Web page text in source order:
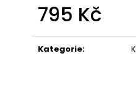
795 Kč
cena:
Kategorie: